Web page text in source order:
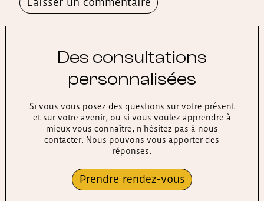
Des consultations
personnalisées
Si vous vous posez des questions sur votre présent
et sur votre avenir, ou si vous voulez apprendre à
mieux vous connaître, n'hésitez pas à nous
contacter. Nous pouvons vous apporter des
réponses.
Prendre rendez-vous